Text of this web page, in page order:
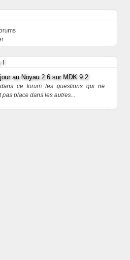
!
au Noyau 2.6 sur MDK 9.2
ce forum les questions qui ne
pas place dans les autres...